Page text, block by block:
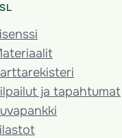
ja tapahtumat